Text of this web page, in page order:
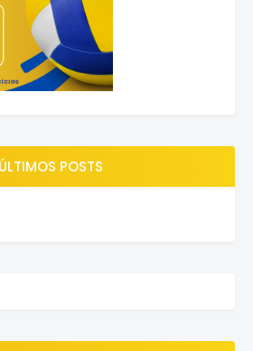
ÚLTIMOS POSTS